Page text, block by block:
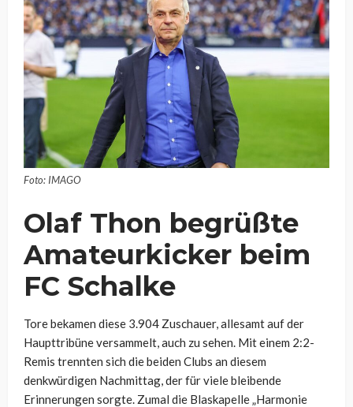
Foto: IMAGO
Olaf Thon begrüßte
Amateurkicker beim
FC Schalke
Tore bekamen diese 3.904 Zuschauer, allesamt auf der
Haupttribüne versammelt, auch zu sehen. Mit einem 2:2-
Remis trennten sich die beiden Clubs an diesem
denkwürdigen Nachmittag, der für viele bleibende
Erinnerungen sorgte. Zumal die Blaskapelle „Harmonie